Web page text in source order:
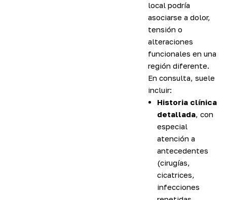
local podría
asociarse a dolor,
tensión o
alteraciones
funcionales en una
región diferente.
En consulta, suele
incluir:
Historia clínica
detallada, con
especial
atención a
antecedentes
(cirugías,
cicatrices,
infecciones